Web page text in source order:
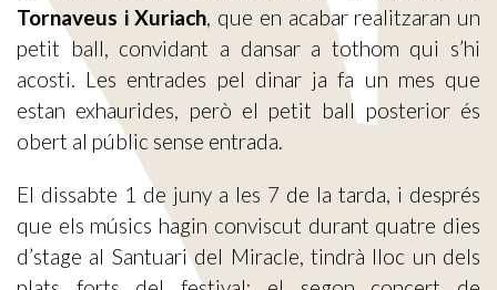
Tornaveus i Xuriach, que en acabar realitzaran un
petit ball, convidant a dansar a tothom qui s’hi
acosti. Les entrades pel dinar ja fa un mes que
estan exhaurides, però el petit ball posterior és
obert al públic sense entrada.
El dissabte 1 de juny a les 7 de la tarda, i després
que els músics hagin conviscut durant quatre dies
d’stage al Santuari del Miracle, tindrà lloc un dels